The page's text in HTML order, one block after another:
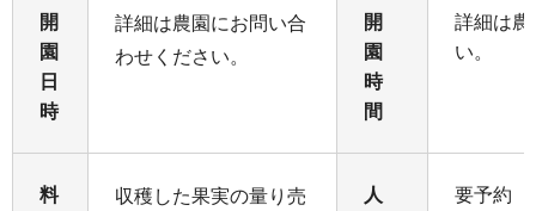
開
園
日
時
詳細は農園にお問い合
わせください。
開
園
時
間
詳細は農
い。
料
収穫した果実の量り売
人
要予約